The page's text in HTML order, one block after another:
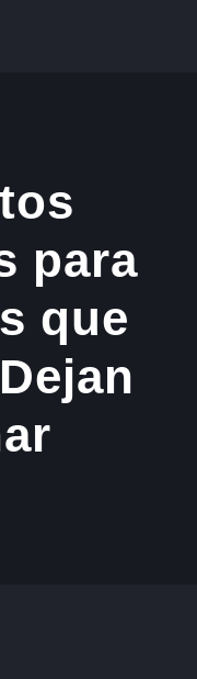
para
que